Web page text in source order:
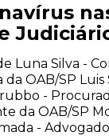
Luna Silva -
OAB/SP
-
da OAB/SP
- Advogado